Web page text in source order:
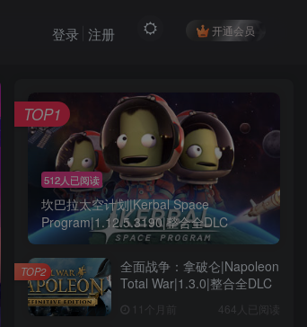
开通会员
登录 注册
512人已阅读
坎巴拉太空计划|Kerbal Space
Program|1.12.5.3190|整合全DLC
TOP1
全面战争：拿破仑|Napoleon
Total War|1.3.0|整合全DLC
11个月前 464人已阅读
TOP2